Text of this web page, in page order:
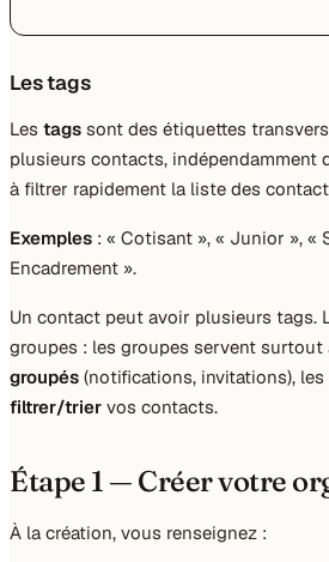
Les tags
Les tags sont des étiquettes
plusieurs contacts, indépendamment
à filtrer rapidement la liste des
Exemples : « Cotisant », « Junior », «
Encadrement ».
Un contact peut avoir plusieurs tags.
groupes : les groupes servent surtout
groupés (notifications, invitations),
filtrer/trier vos contacts.
Étape 1 — Créer votre
À la création, vous renseignez :